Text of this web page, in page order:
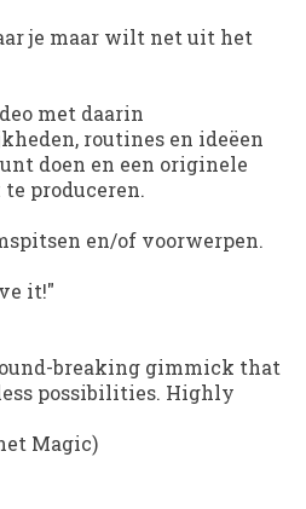
je maar wilt net uit het
met daarin
routines en ideëen
doen en een originele
produceren.
en/of voorwerpen.
it!"
breaking gimmick that
possibilities. Highly
Magic)